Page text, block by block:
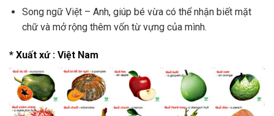
Song ngữ Việt – Anh, giúp bé vừa có thể nhận biết mặt
chữ và mở rộng thêm vốn từ vựng của mình.
* Xuất xứ : Việt Nam